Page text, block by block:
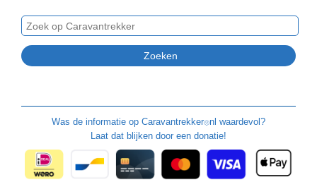
Was de informatie op Caravantrekker🙂nl waardevol?
Laat dat blijken door een donatie!